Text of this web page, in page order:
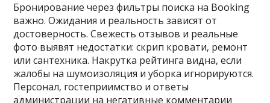
Бронирование через фильтры поиска на Booking
важно. Ожидания и реальность зависят от
достоверность. Свежесть отзывов и реальные
фото выявят недостатки: скрип кровати‚ ремонт
или сантехника. Накрутка рейтинга видна‚ если
жалобы на шумоизоляция и уборка игнорируются.
Персонал‚ гостеприимство и ответы
администрации на негативные комментарии